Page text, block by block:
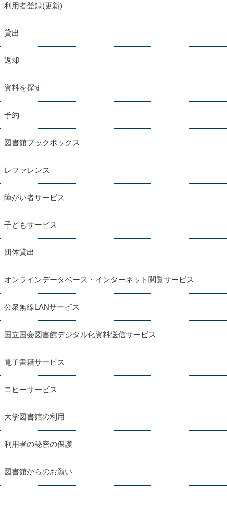
利用者登録(更新)
貸出
返却
資料を探す
予約
図書館ブックボックス
レファレンス
障がい者サービス
子どもサービス
団体貸出
オンラインデータベース・インターネット閲覧サービス
公衆無線LANサービス
国立国会図書館デジタル化資料送信サービス
電子書籍サービス
コピーサービス
大学図書館の利用
利用者の秘密の保護
図書館からのお願い